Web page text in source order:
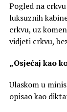
Pogled na
luksuznih
crkvu, uz
vidjeti crkvu,
„Osjećaj kao
Ulaskom u
opisao kao